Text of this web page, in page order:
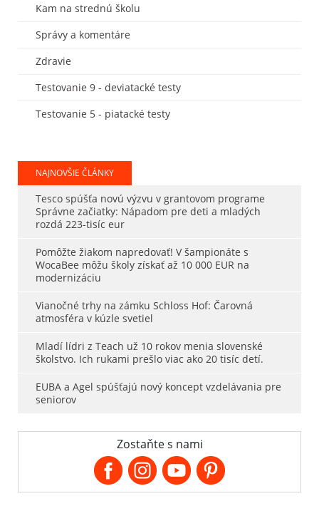
Kam na strednú školu
Správy a komentáre
Zdravie
Testovanie 9 - deviatacké testy
Testovanie 5 - piatacké testy
NAJNOVŠIE ČLÁNKY
Tesco spúšťa novú výzvu v grantovom programe
Správne začiatky: Nápadom pre deti a mladých
rozdá 223-tisíc eur
Pomôžte žiakom napredovať! V šampionáte s
WocaBee môžu školy získať až 10 000 EUR na
modernizáciu
Vianočné trhy na zámku Schloss Hof: Čarovná
atmosféra v kúzle svetiel
Mladí lídri z Teach už 10 rokov menia slovenské
školstvo. Ich rukami prešlo viac ako 20 tisíc detí.
EUBA a Agel spúšťajú nový koncept vzdelávania pre
seniorov
Zostaňte s nami